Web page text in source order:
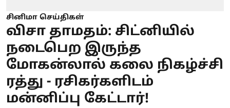
சினிமா செய்திகள்
விசா தாமதம்: சிட்னியில்
நடைபெற இருந்த
மோகன்லால் கலை நிகழ்ச்சி
ரத்து - ரசிகர்களிடம்
மன்னிப்பு கேட்டார்!